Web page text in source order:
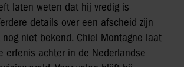
laten weten dat hij vredig is
details over een afscheid zijn
niet bekend. Chiel Montagne laat
erfenis achter in de Nederlandse